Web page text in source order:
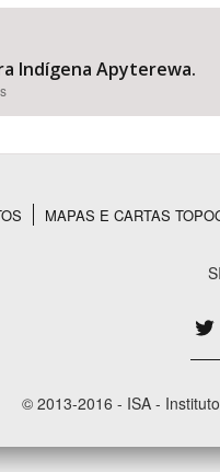
Indígena Apyterewa.
MAPAS E CARTAS
© 2013-2016 - ISA -